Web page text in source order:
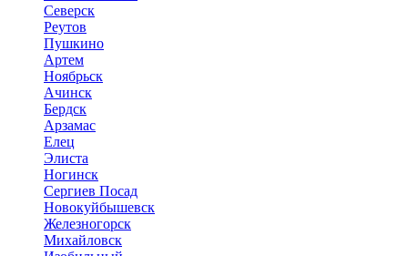
Северск
Реутов
Пушкино
Артем
Ноябрьск
Ачинск
Бердск
Арзамас
Елец
Элиста
Ногинск
Сергиев Посад
Новокуйбышевск
Железногорск
Михайловск